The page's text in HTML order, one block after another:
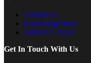
Contact us
Knowledge Base
Submit A Ticket
Get In Touch With Us